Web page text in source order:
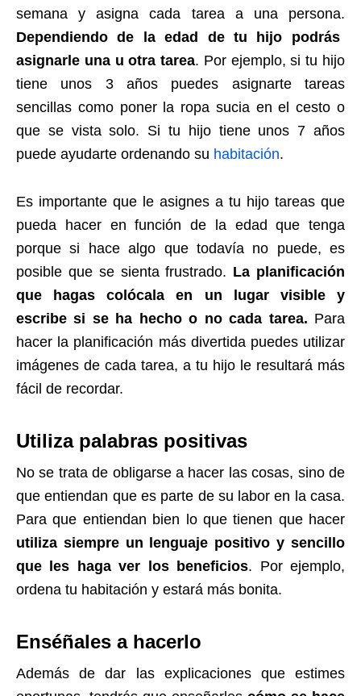
semana y asigna cada tarea a una persona.
Dependiendo de la edad de tu hijo podrás
asignarle una u otra tarea. Por ejemplo, si tu hijo
tiene unos 3 años puedes asignarte tareas
sencillas como poner la ropa sucia en el cesto o
que se vista solo. Si tu hijo tiene unos 7 años
puede ayudarte ordenando su habitación.
Es importante que le asignes a tu hijo tareas que
pueda hacer en función de la edad que tenga
porque si hace algo que todavía no puede, es
posible que se sienta frustrado. La planificación
que hagas colócala en un lugar visible y
escribe si se ha hecho o no cada tarea. Para
hacer la planificación más divertida puedes utilizar
imágenes de cada tarea, a tu hijo le resultará más
fácil de recordar.
Utiliza palabras positivas
No se trata de obligarse a hacer las cosas, sino de
que entiendan que es parte de su labor en la casa.
Para que entiendan bien lo que tienen que hacer
utiliza siempre un lenguaje positivo y sencillo
que les haga ver los beneficios. Por ejemplo,
ordena tu habitación y estará más bonita.
Enséñales a hacerlo
Además de dar las explicaciones que estimes